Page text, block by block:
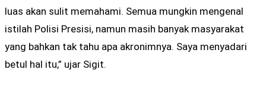
luas akan sulit memahami. Semua mungkin mengenal
istilah Polisi Presisi, namun masih banyak masyarakat
yang bahkan tak tahu apa akronimnya. Saya menyadari
betul hal itu,” ujar Sigit.